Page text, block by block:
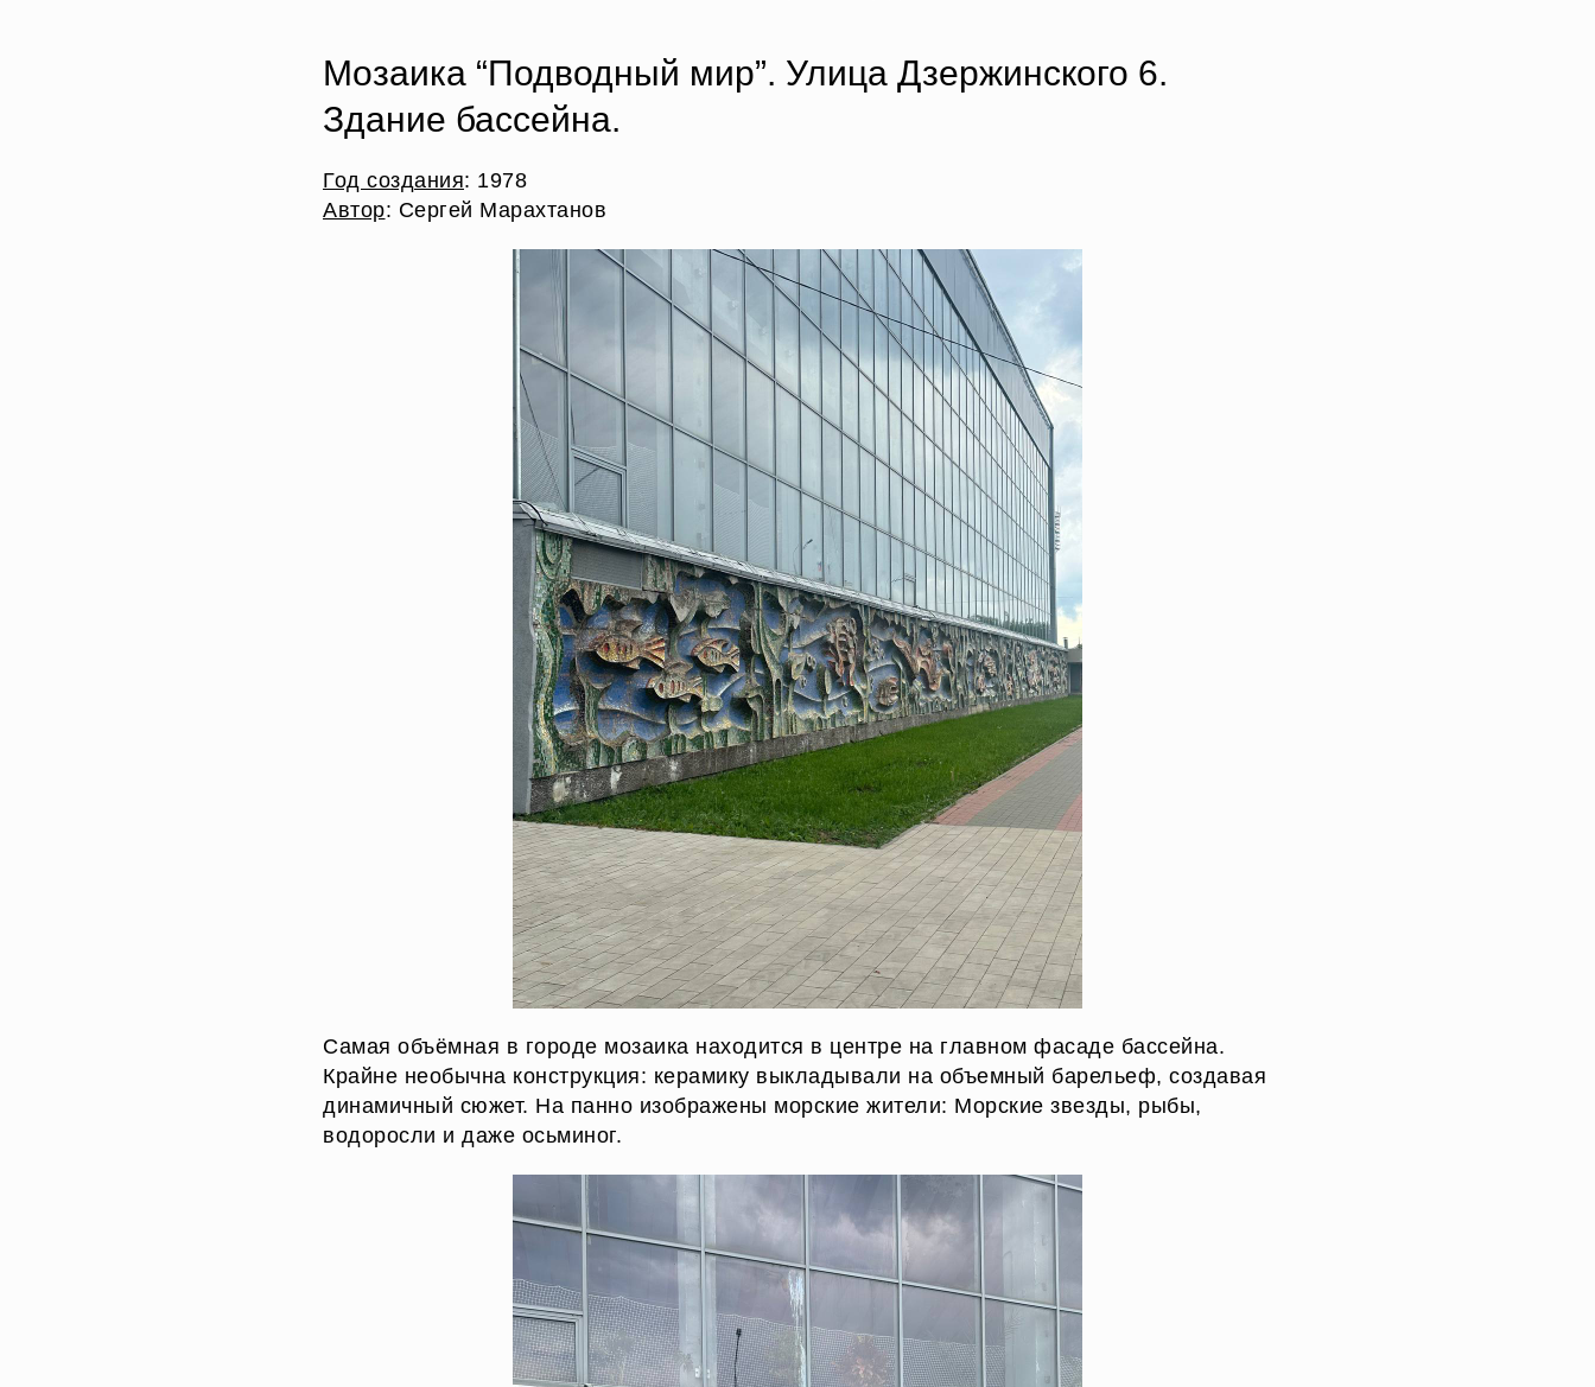
Мозаика “Подводный мир”. Улица Дзержинского 6.
Здание бассейна.
Год создания: 1978
Автор: Сергей Марахтанов
Самая объёмная в городе мозаика находится в центре на главном фасаде бассейна.
Крайне необычна конструкция: керамику выкладывали на объемный барельеф, создавая
динамичный сюжет. На панно изображены морские жители: Морские звезды, рыбы,
водоросли и даже осьминог.